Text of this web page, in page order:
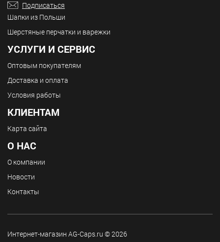
Подписаться
Шапки из Польши
Шерстяные перчатки и варежки
УСЛУГИ И СЕРВИС
Оптовым покупателям
Доставка и оплата
Условия работы
КЛИЕНТАМ
Карта сайта
О НАС
О компании
Новости
Контакты
Интернет-магазин AG-Caps.ru © 2026